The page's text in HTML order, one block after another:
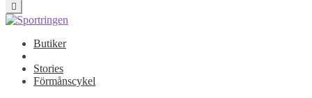
Butiker
Stories
Förmånscykel